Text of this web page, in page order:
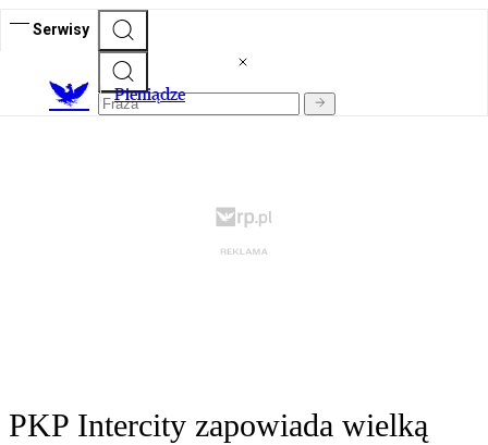
Serwisy
Pieniądze
PKP Intercity zapowiada wielką